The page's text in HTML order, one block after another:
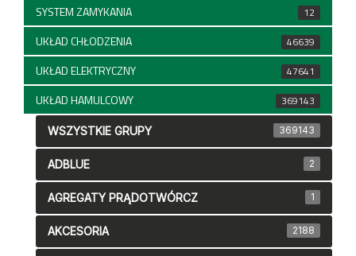
SYSTEM ZAMYKANIA 12
UKŁAD CHŁODZENIA 46639
UKŁAD ELEKTRYCZNY 47641
UKŁAD HAMULCOWY 369143
WSZYSTKIE GRUPY 369143
ADBLUE 2
AGREGATY PRĄDOTWÓRCZ 1
AKCESORIA 2188